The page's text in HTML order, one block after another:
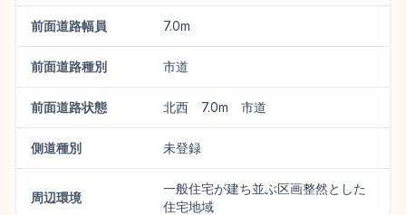
前面道路幅員 7.0m
前面道路種別 市道
前面道路状態 北西 7.0m 市道
側道種別 未登録
周辺環境
一般住宅が建ち並ぶ区画整然とした
住宅地域